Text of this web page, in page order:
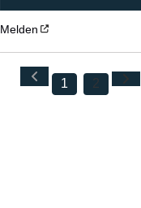
Melden
1 2